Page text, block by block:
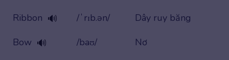
Ribbon 🔊 /ˈrɪb.ən/
Dây ruy băng
Bow 🔊 /baʊ/
Nơ